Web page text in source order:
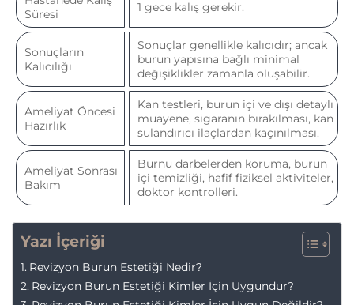
Süresi
1 gece kalış gerekir.
Sonuçların
Kalıcılığı
Sonuçlar genellikle kalıcıdır; ancak
burun yapısına bağlı minimal
değişiklikler zamanla oluşabilir.
Ameliyat Öncesi
Hazırlık
Kan testleri, burun içi ve dışı detaylı
muayene, sigaranın bırakılması, kan
sulandırıcı ilaçlardan kaçınılması.
Ameliyat Sonrası
Bakım
Burnu darbelerden koruma, burun
içi temizliği, hafif fiziksel aktiviteler,
doktor kontrolleri.
Yazı İçeriği
Revizyon Burun Estetiği Nedir?
Revizyon Burun Estetiği Kimler İçin Uygundur?